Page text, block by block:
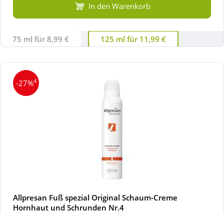
In den Warenkorb
75 ml für 8,99 € 125 ml für 11,99 €
-27%4
Allpresan Fuß spezial Original Schaum-Creme
Hornhaut und Schrunden Nr.4